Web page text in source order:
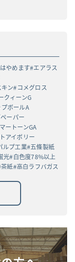
やめます エアラス
ン コメグロス
クィーンG
ボールA
ーパー
ートーンGA
アイボリー
ルプ工業 五條製紙
光 白色度78%以上
茶紙 高白ラフバガス